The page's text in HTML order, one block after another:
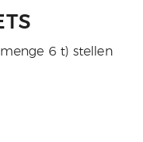
6 t) stellen